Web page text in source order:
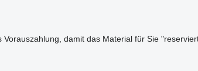
damit das Material für Sie